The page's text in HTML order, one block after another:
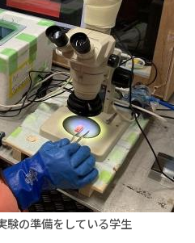
験の準備をしている学生